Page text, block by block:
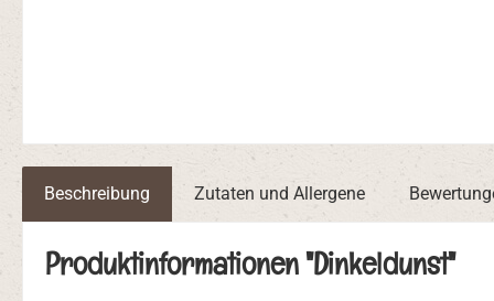
Beschreibung Zutaten und Allergene
Produktinformationen "Dinkeldunst"